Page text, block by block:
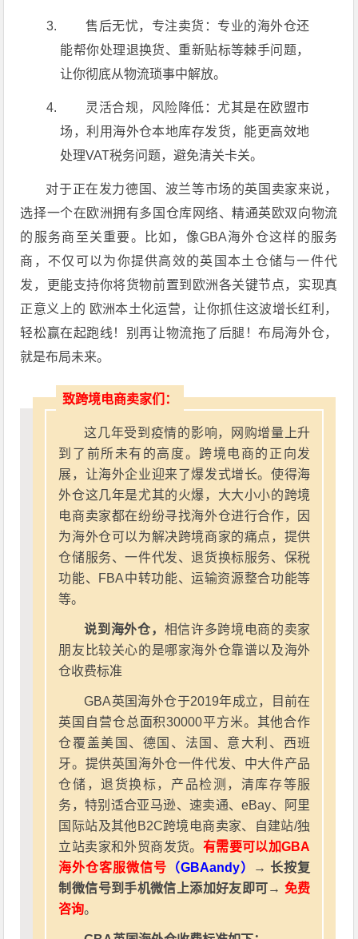
售后无忧，专注卖货：专业的海外仓还
能帮你处理退换货、重新贴标等棘手问题，
让你彻底从物流琐事中解放。
灵活合规，风险降低：尤其是在欧盟市
场，利用海外仓本地库存发货，能更高效地
处理VAT税务问题，避免清关卡关。
对于正在发力德国、波兰等市场的英国卖家来说，
选择一个在欧洲拥有多国仓库网络、精通英欧双向物流
的服务商至关重要。比如，像GBA海外仓这样的服务
商，不仅可以为你提供高效的英国本土仓储与一件代
发，更能支持你将货物前置到欧洲各关键节点，实现真
正意义上的 欧洲本土化运营，让你抓住这波增长红利，
轻松赢在起跑线！别再让物流拖了后腿！布局海外仓，
就是布局未来。
致跨境电商卖家们：
这几年受到疫情的影响，网购增量上升
到了前所未有的高度。跨境电商的正向发
展，让海外企业迎来了爆发式增长。使得海
外仓这几年是尤其的火爆，大大小小的跨境
电商卖家都在纷纷寻找海外仓进行合作，因
为海外仓可以为解决跨境商家的痛点，提供
仓储服务、一件代发、退货换标服务、保税
功能、FBA中转功能、运输资源整合功能等
等。
说到海外仓， 相信许多跨境电商的卖家
朋友比较关心的是哪家海外仓靠谱以及海外
仓收费标准
GBA英国海外仓于2019年成立，目前在
英国自营仓总面积30000平方米。其他合作
仓覆盖美国、德国、法国、意大利、西班
牙。提供英国海外仓一件代发、中大件产品
仓储，退货换标，产品检测，清库存等服
务，特别适合亚马逊、速卖通、eBay、阿里
国际站及其他B2C跨境电商卖家、自建站/独
立站卖家和外贸商发货。 有需要可以加GBA
海外仓客服微信号 （GBAandy）
→ 长按复
制微信号到手机微信上添加好友即可→ 免费
咨询。